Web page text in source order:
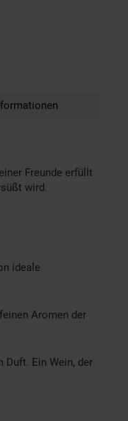
Freunde erfüllt
wird.
ideale
Aromen der
Ein Wein, der